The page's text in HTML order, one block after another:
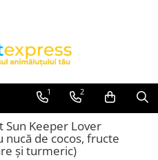
1 2
Sun Keeper Lover
nucă de cocos, fructe
și turmeric)